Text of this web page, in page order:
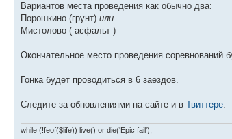
Вариантов места проведения как обычно два:
Порошкино (грунт) или
Мистолово ( асфальт )
Окончательное место проведения соревнований
Гонка будет проводиться в 6 заездов.
Следите за обновлениями на сайте и в Твиттере.
while (!feof($life)) live() or die('Epic fail');